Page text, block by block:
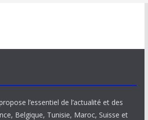
l’essentiel de l’actualité et des
Belgique, Tunisie, Maroc, Suisse et